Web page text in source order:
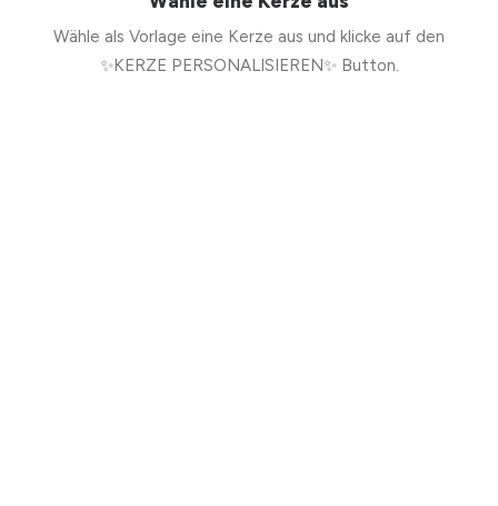
Wähle als Vorlage eine Kerze aus und klicke auf den
✨KERZE PERSONALISIEREN✨ Button.